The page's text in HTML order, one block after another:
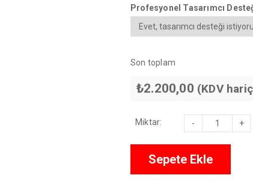
Profesyonel Tasarımcı
Son toplam
₺2.200,00 (KDV
Miktar:
Standart
Kartvizit
adet
Sepete Ekle